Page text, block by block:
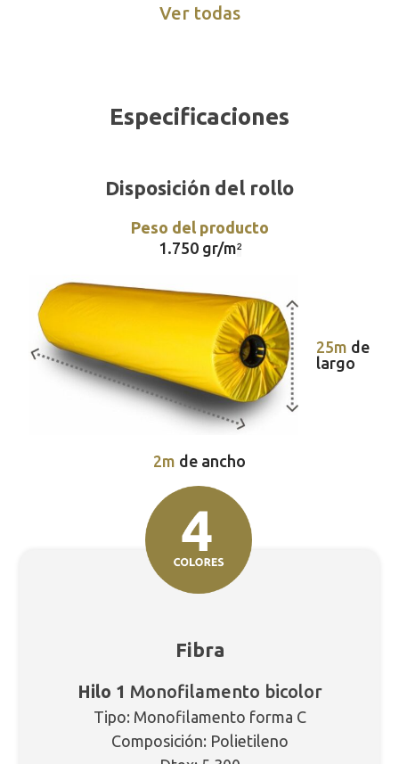
Ver todas
Especificaciones
Disposición del rollo
Peso del producto
1.750 gr/m²
25m de
largo
2m de ancho
Fibra
Hilo 1 Monofilamento bicolor
Tipo: Monofilamento forma C
Composición: Polietileno